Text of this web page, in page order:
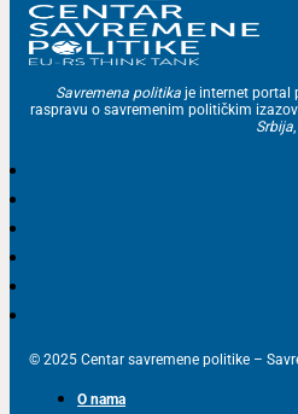
Savremena politika je internet portal
raspravu o savremenim političkim
Srbija
© 2025 Centar savremene politike –
O nama